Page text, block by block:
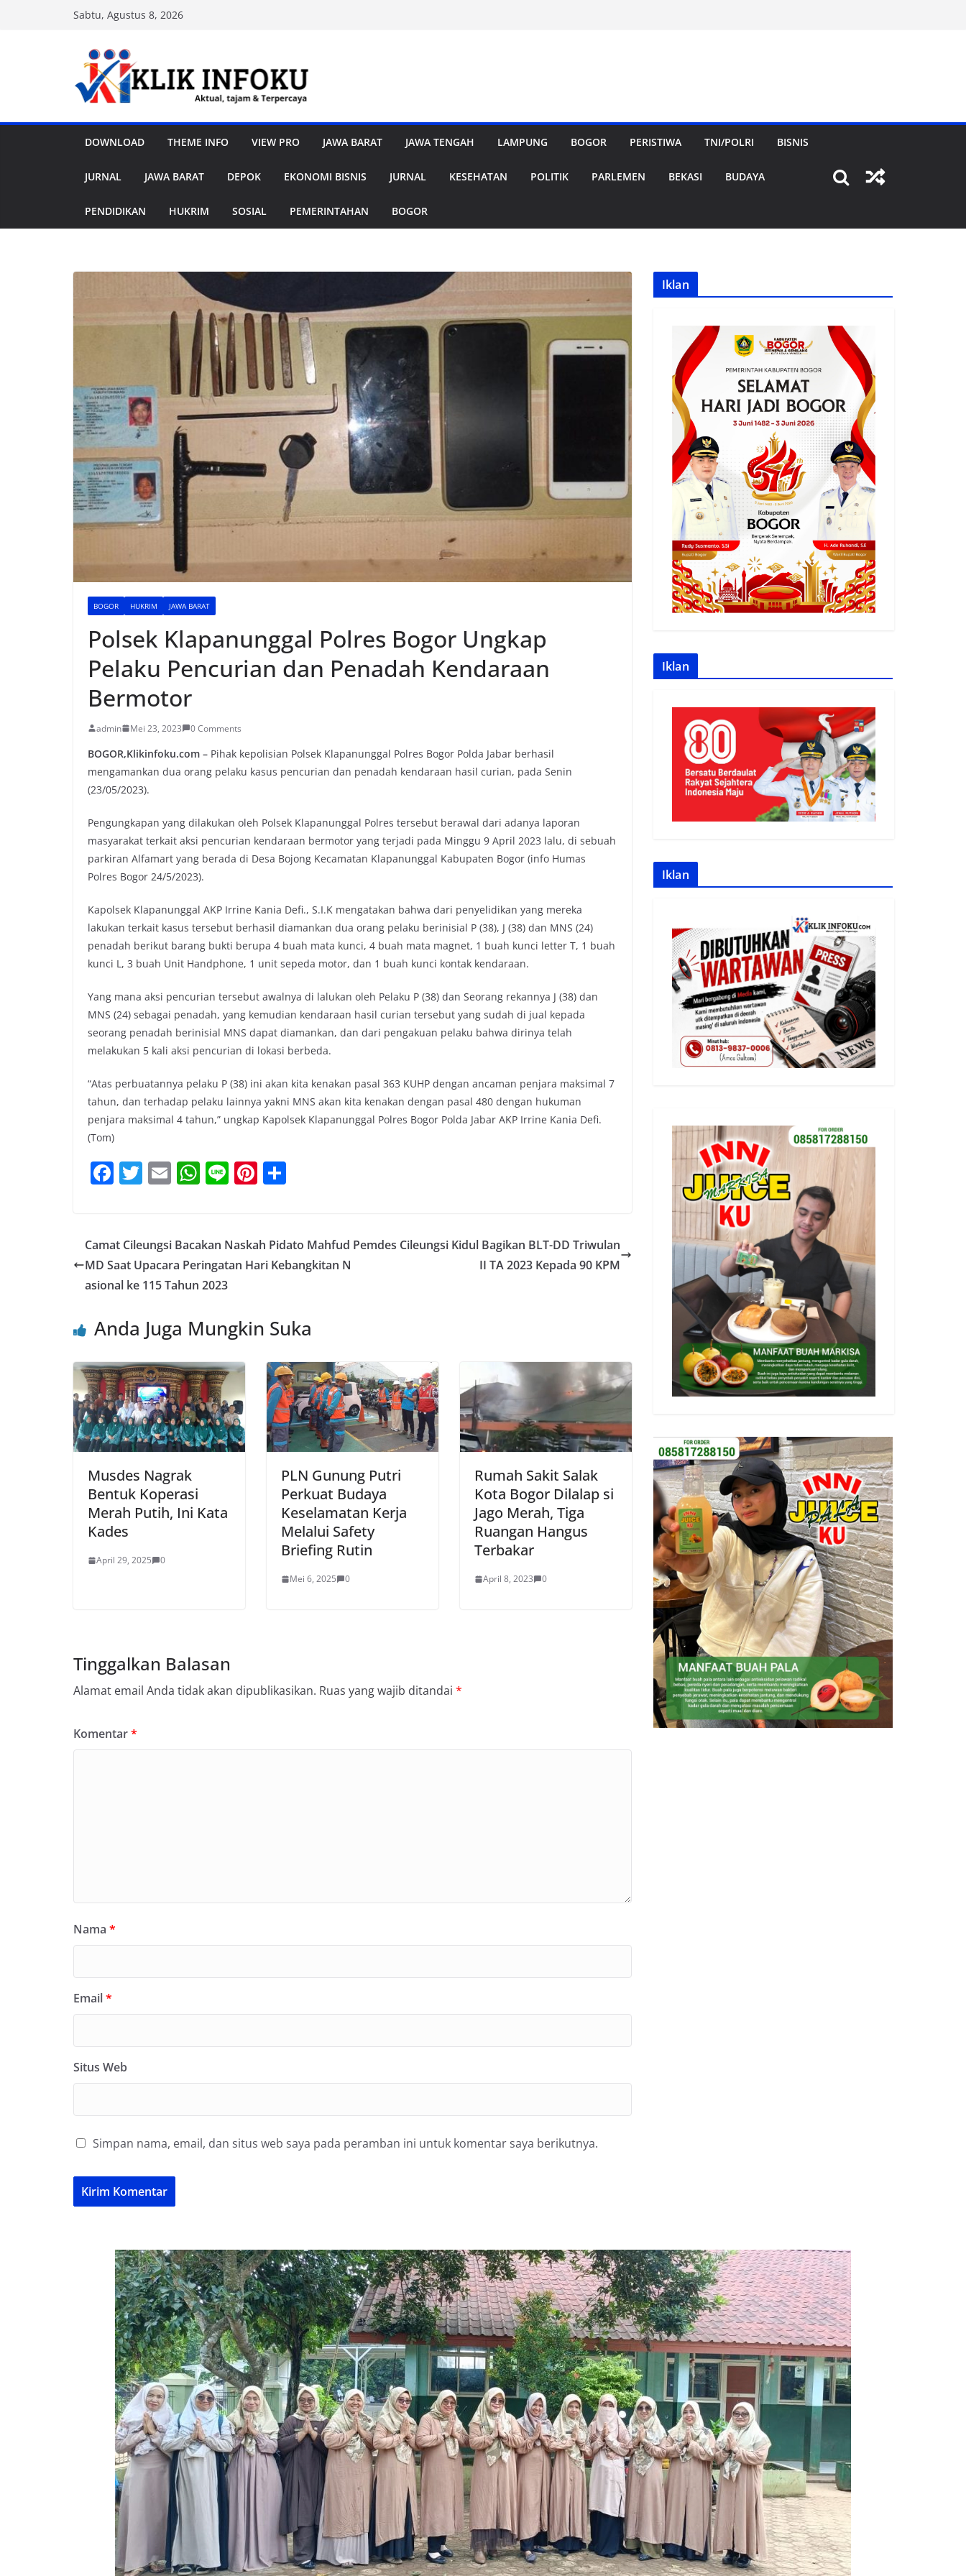
Sabtu, Agustus 8, 2026
DOWNLOAD THEME INFO VIEW PRO JAWA BARAT JAWA TENGAH LAMPUNG BOGOR PERISTIWA TNI/POLRI BISNIS
JURNAL JAWA BARAT DEPOK EKONOMI BISNIS JURNAL KESEHATAN POLITIK PARLEMEN BEKASI BUDAYA
PENDIDIKAN HUKRIM SOSIAL PEMERINTAHAN BOGOR
BOGOR HUKRIM JAWA BARAT
Polsek Klapanunggal Polres Bogor Ungkap
Pelaku Pencurian dan Penadah Kendaraan
Bermotor
admin Mei 23, 2023 0 Comments
BOGOR,Klikinfoku.com – Pihak kepolisian Polsek Klapanunggal Polres Bogor Polda Jabar berhasil
mengamankan dua orang pelaku kasus pencurian dan penadah kendaraan hasil curian, pada Senin
(23/05/2023).
Pengungkapan yang dilakukan oleh Polsek Klapanunggal Polres tersebut berawal dari adanya laporan
masyarakat terkait aksi pencurian kendaraan bermotor yang terjadi pada Minggu 9 April 2023 lalu, di sebuah
parkiran Alfamart yang berada di Desa Bojong Kecamatan Klapanunggal Kabupaten Bogor (info Humas
Polres Bogor 24/5/2023).
Kapolsek Klapanunggal AKP Irrine Kania Defi., S.I.K mengatakan bahwa dari penyelidikan yang mereka
lakukan terkait kasus tersebut berhasil diamankan dua orang pelaku berinisial P (38), J (38) dan MNS (24)
penadah berikut barang bukti berupa 4 buah mata kunci, 4 buah mata magnet, 1 buah kunci letter T, 1 buah
kunci L, 3 buah Unit Handphone, 1 unit sepeda motor, dan 1 buah kunci kontak kendaraan.
Yang mana aksi pencurian tersebut awalnya di lalukan oleh Pelaku P (38) dan Seorang rekannya J (38) dan
MNS (24) sebagai penadah, yang kemudian kendaraan hasil curian tersebut yang sudah di jual kepada
seorang penadah berinisial MNS dapat diamankan, dan dari pengakuan pelaku bahwa dirinya telah
melakukan 5 kali aksi pencurian di lokasi berbeda.
“Atas perbuatannya pelaku P (38) ini akan kita kenakan pasal 363 KUHP dengan ancaman penjara maksimal 7
tahun, dan terhadap pelaku lainnya yakni MNS akan kita kenakan dengan pasal 480 dengan hukuman
penjara maksimal 4 tahun,” ungkap Kapolsek Klapanunggal Polres Bogor Polda Jabar AKP Irrine Kania Defi.
(Tom)
F
e
b
o
k
T
er
E
l
W
s
A
p
Li Pi
e
st
e
Camat Cileungsi Bacakan Naskah Pidato Mahfud
MD Saat Upacara Peringatan Hari Kebangkitan N
asional ke 115 Tahun 2023
Pemdes Cileungsi Kidul Bagikan BLT-DD Triwulan
II TA 2023 Kepada 90 KPM
Anda Juga Mungkin Suka
Musdes Nagrak
Bentuk Koperasi
Merah Putih, Ini Kata
Kades
April 29, 2025 0
PLN Gunung Putri
Perkuat Budaya
Keselamatan Kerja
Melalui Safety
Briefing Rutin
Mei 6, 2025 0
Rumah Sakit Salak
Kota Bogor Dilalap si
Jago Merah, Tiga
Ruangan Hangus
Terbakar
April 8, 2023 0
Tinggalkan Balasan
Alamat email Anda tidak akan dipublikasikan. Ruas yang wajib ditandai *
Komentar*
Nama *
Email*
Situs Web
Simpan nama, email, dan situs web saya pada peramban ini untuk komentar saya berikutnya.
Iklan
Iklan
Iklan